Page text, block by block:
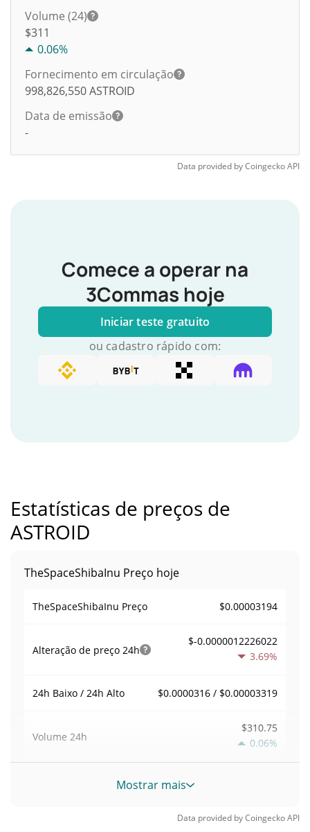
Volume (24)
$311
0.06%
Fornecimento em circulação
998,826,550ASTROID
Data de emissão
-
Data provided byCoingeckoAPI
Comece a operar na
3Commas hoje
Iniciar teste gratuito
ou cadastro rápido com:
Estatísticas de preços de
ASTROID
TheSpaceShibaInu Preço hoje
TheSpaceShibaInu Preço $0.00003194
Alteração de preço 24h
$-0.0000012226022
3.69%
24h Baixo / 24h Alto $0.0000316 / $0.00003319
Volume 24h
$310.75
0.06%
Volume / Limite deMostrar mais
Data provided byCoingeckoAPI